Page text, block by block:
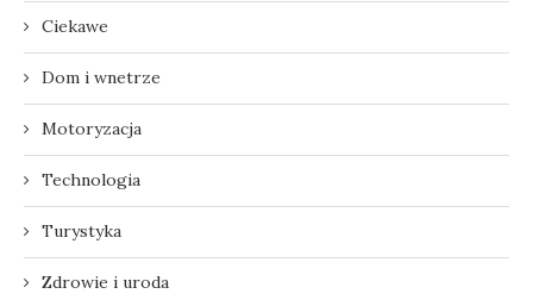
Ciekawe
Dom i wnetrze
Motoryzacja
Technologia
Turystyka
Zdrowie i uroda